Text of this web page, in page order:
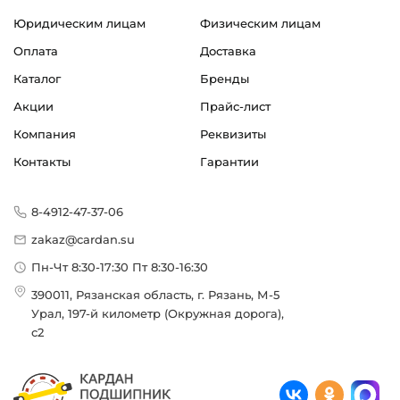
Япония
Юридическим лицам
Физическим лицам
Оплата
Доставка
Каталог
Бренды
Акции
Прайс-лист
Компания
Реквизиты
Контакты
Гарантии
8-4912-47-37-06
zakaz@cardan.su
Пн-Чт 8:30-17:30 Пт 8:30-16:30
390011, Рязанская область, г. Рязань, М-5
Урал, 197-й километр (Окружная дорога),
с2